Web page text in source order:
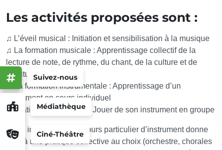
Médiathèque
Ciné-Théâtre
Suivez-nous
Les activités proposées sont :
♫ L’éveil musical : Initiation et sensibilisation à la musique
♫ La formation musicale : Apprentissage collectif de la
lecture de note, de rythme, du chant, de la culture et de
l’écriture musicale
♫ La formation instrumentale : Apprentissage d’un
instrument en cours individuel
♫ Pratiques collectives : Jouer de son instrument en groupe
Toute inscription à un cours particulier d’instrument donne
droit à une pratique collective au choix (orchestre, chorales